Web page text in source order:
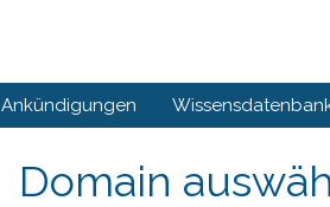
Ankündigungen
Domain